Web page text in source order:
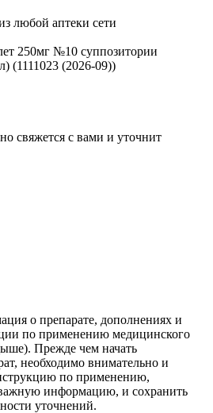
любой аптеки сети
250мг №10 суппозитории
(1111023 (2026-09))
свяжется с вами и уточнит
о препарате, дополнениях и
по применению медицинского
Прежде чем начать
необходимо внимательно и
по применению,
информацию, и сохранить
уточнений.